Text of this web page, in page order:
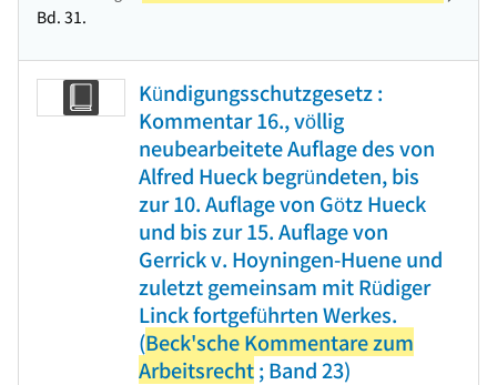
Bd. 31.
Kündigungsschutzgesetz :
Kommentar 16., völlig
neubearbeitete Auflage des von
Alfred Hueck begründeten, bis
zur 10. Auflage von Götz Hueck
und bis zur 15. Auflage von
Gerrick v. Hoyningen-Huene und
zuletzt gemeinsam mit Rüdiger
Linck fortgeführten Werkes.
(Beck'sche Kommentare zum
Arbeitsrecht; Band 23)